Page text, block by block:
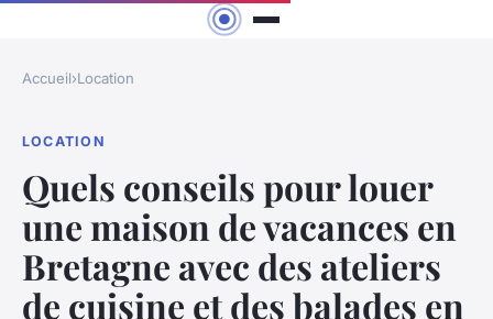
Accueil›Location
LOCATION
Quels conseils pour louer
une maison de vacances en
Bretagne avec des ateliers
de cuisine et des balades en